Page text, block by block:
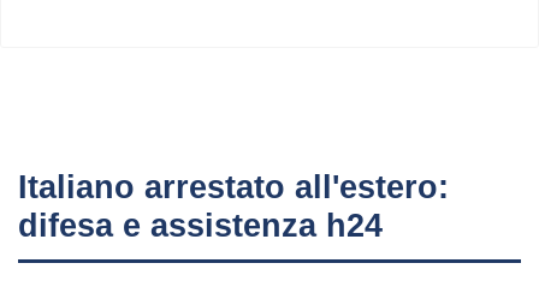
Italiano arrestato all'estero:
difesa e assistenza h24